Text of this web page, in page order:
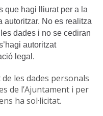
que hagi lliurat per a la
autoritzar. No es realitza
dades i no se cediran
autoritzat
legal.
les dades personals
de l’Ajuntament i per
ha sol·licitat.